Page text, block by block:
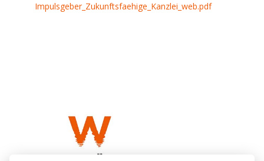
Impulsgeber_Zukunftsfaehige_Kanzlei_web.pdf